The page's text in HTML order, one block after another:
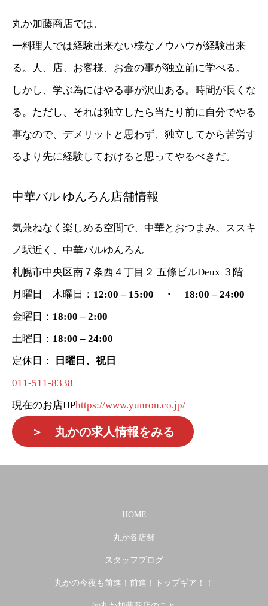
丸か加藤商店では、
一料理人では経験出来ない様なノウハウが経験出来
る。人、店、お客様、お金の事が独立前に学べる。
しかし、学ぶ為にはやる事が沢山ある。時間が長くな
る。ただし、それは独立したら当たり前に自分でやる
事なので、デメリットと思わず、独立してから苦労す
るより先に経験しておけると思ってやるべきだ。
中華バル ゆんろん店舗情報
気兼ねなく楽しめる空間で、中華とおつまみ。ススキ
ノ駅近く、中華バルゆんろん
札幌市中央区南７条西４丁目２ 五條ビルDeux ３階
月曜日 – 木曜日： 12:00 – 15:00 ・ 18:00 – 24:00
金曜日： 18:00 – 2:00
土曜日： 18:00 – 24:00
定休日：
日曜日、祝日
011-511-8338
現在のお店HPhttps://www.yunron.co.jp/
＞ 丸かの求人情報をみる
HOME
丸か各店舗
スタッフブログ
丸かの今夜も前進！前進！トップギア！！